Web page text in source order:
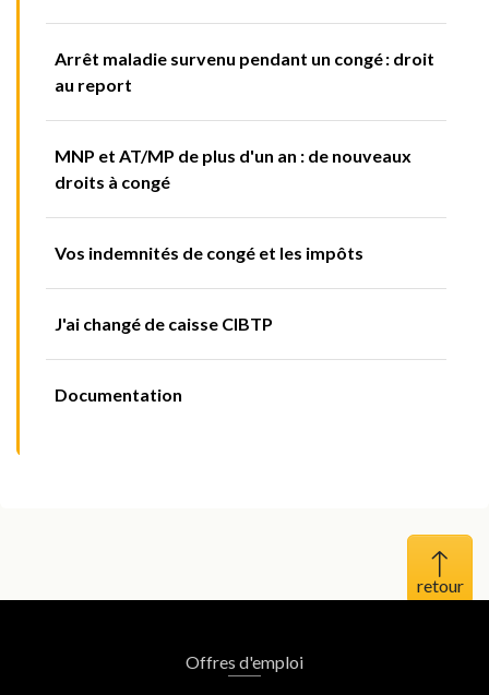
Arrêt maladie survenu pendant un congé : droit
au report
MNP et AT/MP de plus d'un an : de nouveaux
droits à congé
Vos indemnités de congé et les impôts
J'ai changé de caisse CIBTP
Documentation
Haut
Offres d'emploi